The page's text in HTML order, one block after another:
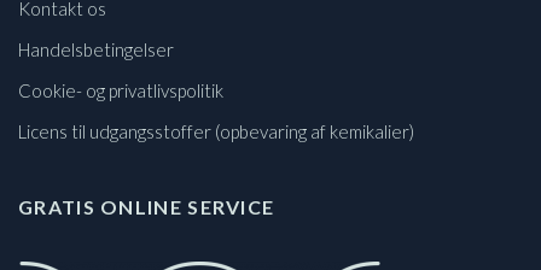
Kontakt os
Handelsbetingelser
Cookie- og privatlivspolitik
Licens til udgangsstoffer (opbevaring af kemikalier)
GRATIS ONLINE SERVICE